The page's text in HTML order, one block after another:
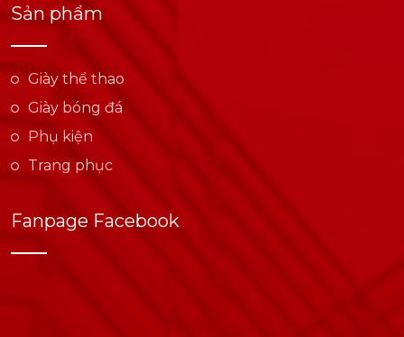
Sản phẩm
Giày thể thao
Giày bóng đá
Phụ kiện
Trang phục
Fanpage Facebook